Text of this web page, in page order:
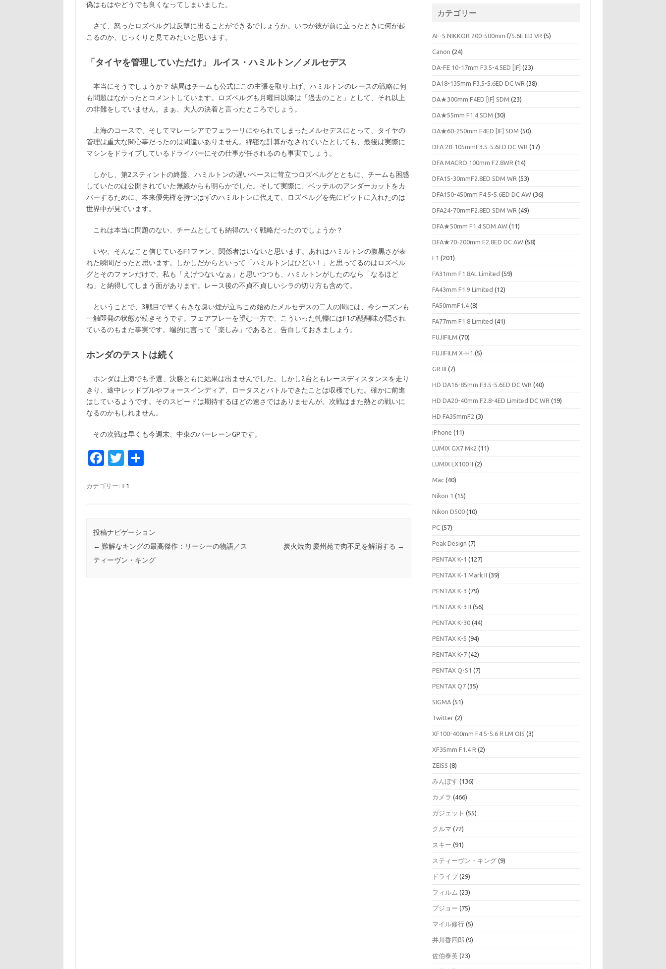
偽はもはやどうでも良くなってしまいました。
さて、怒ったロズベルグは反撃に出ることができるでしょうか。いつか彼が前に立ったときに何が起
こるのか、じっくりと見てみたいと思います。
「タイヤを管理していただけ」 ルイス・ハミルトン／メルセデス
本当にそうでしょうか？ 結局はチームも公式にこの主張を取り上げ、ハミルトンのレースの戦略に何
も問題はなかったとコメントしています。ロズベルグも月曜日以降は「過去のこと」として、それ以上
の非難をしていません。まぁ、大人の決着と言ったところでしょう。
上海のコースで、そしてマレーシアでフェラーリにやられてしまったメルセデスにとって、タイヤの
管理は重大な関心事だったのは間違いありません。綿密な計算がなされていたとしても、最後は実際に
マシンをドライブしているドライバーにその仕事が任されるのも事実でしょう。
しかし、第2スティントの終盤、ハミルトンの遅いペースに苛立つロズベルグとともに、チームも困惑
していたのは公開されていた無線からも明らかでした。そして実際に、ベッテルのアンダーカットをカ
バーするために、本来優先権を持つはずのハミルトンに代えて、ロズベルグを先にピットに入れたのは
世界中が見ています。
これは本当に問題のない、チームとしても納得のいく戦略だったのでしょうか？
いや、そんなこと信じているF1ファン、関係者はいないと思います。あれはハミルトンの腹黒さが表
れた瞬間だったと思います。しかしだからといって「ハミルトンはひどい！」と思ってるのはロズベル
グとそのファンだけで、私も「えげつないなぁ」と思いつつも、ハミルトンがしたのなら「なるほど
ね」と納得してしまう面があります。レース後の不貞不貞しいシラの切り方も含めて。
ということで、3戦目で早くもきな臭い煙が立ちこめ始めたメルセデスの二人の間には、今シーズンも
一触即発の状態が続きそうです。フェアプレーを望む一方で、こういった軋轢にはF1の醍醐味が隠され
ているのもまた事実です。端的に言って「楽しみ」であると、告白しておきましょう。
ホンダのテストは続く
ホンダは上海でも予選、決勝ともに結果は出ませんでした。しかし2台ともレースディスタンスを走り
きり、途中レッドブルやフォースインディア、ロータスとバトルできたことは収穫でした。確かに前進
はしているようです。そのスピードは期待するほどの速さではありませんが。次戦はまた熱との戦いに
なるのかもしれません。
その次戦は早くも今週末、中東のバーレーンGPです。
Fa
e
o
k
T
it
カテゴリー: F1
投稿ナビゲーション
← 難解なキングの最高傑作：リーシーの物語／ス
ティーヴン・キング
炭火焼肉 慶州苑で肉不足を解消する →
イカテゴリー
AF-S NIKKOR 200-500mm f/5.6E ED VR (5)
Canon (24)
DA-FE 10-17mm F3.5-4.5ED [IF] (23)
DA18-135mm F3.5-5.6ED DC WR (38)
DA★300mm F4ED [IF] SDM (23)
DA★55mm F1.4 SDM (30)
DA★60-250mm F4ED [IF] SDM (50)
DFA 28-105mmF3.5-5.6ED DC WR (17)
DFA MACRO 100mm F2.8WR (14)
DFA15-30mmF2.8ED SDM WR (53)
DFA150-450mm F4.5-5.6ED DC AW (36)
DFA24-70mmF2.8ED SDM WR (49)
DFA★50mm F1.4 SDM AW (11)
DFA★70-200mm F2.8ED DC AW (58)
F1 (201)
FA31mm F1.8AL Limited (59)
FA43mm F1.9 Limited (12)
FA50mmF1.4 (8)
FA77mm F1.8 Limited (41)
FUJIFILM (70)
FUJIFILM X-H1 (5)
GR III (7)
HD DA16-85mm F3.5-5.6ED DC WR (40)
HD DA20-40mm F2.8-4ED Limited DC WR (19)
HD FA35mmF2 (3)
iPhone (11)
LUMIX GX7 Mk2 (11)
LUMIX LX100 II (2)
Mac (40)
Nikon 1 (15)
Nikon D500 (10)
PC (57)
Peak Design (7)
PENTAX K-1 (127)
PENTAX K-1 Mark II (39)
PENTAX K-3 (79)
PENTAX K-3 II (56)
PENTAX K-30 (44)
PENTAX K-5 (94)
PENTAX K-7 (42)
PENTAX Q-S1 (7)
PENTAX Q7 (35)
SIGMA (51)
Twitter (2)
XF100-400mm F4.5-5.6 R LM OIS (3)
XF35mm F1.4 R (2)
ZEISS (8)
みんぽす (136)
カメラ (466)
ガジェット (55)
クルマ (72)
スキー (91)
スティーヴン・キング (9)
ドライブ (29)
フィルム (23)
プジョー (75)
マイル修行 (5)
井川香四郎 (9)
佐伯泰英 (23)